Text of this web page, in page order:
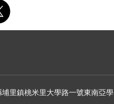
里鎮桃米里大學路一號東南亞學